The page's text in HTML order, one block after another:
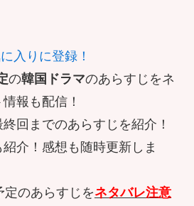
入りに登録！
の韓国ドラマのあらすじをネ
報も配信！
回までのあらすじを紹介！
介！感想も随時更新しま
のあらすじをネタバレ注意